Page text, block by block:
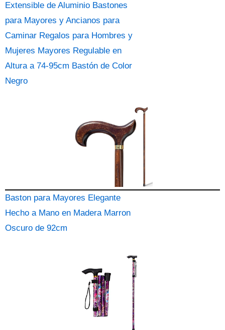
Extensible de Aluminio Bastones
para Mayores y Ancianos para
Caminar Regalos para Hombres y
Mujeres Mayores Regulable en
Altura a 74-95cm Bastón de Color
Negro
Baston para Mayores Elegante
Hecho a Mano en Madera Marron
Oscuro de 92cm